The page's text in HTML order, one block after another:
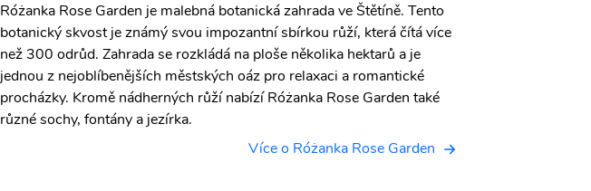
Różanka Rose Garden je malebná botanická zahrada ve Štětíně. Tento
botanický skvost je známý svou impozantní sbírkou růží, která čítá více
než 300 odrůd. Zahrada se rozkládá na ploše několika hektarů a je
jednou z nejoblíbenějších městských oáz pro relaxaci a romantické
procházky. Kromě nádherných růží nabízí Różanka Rose Garden také
různé sochy, fontány a jezírka.
Více o Różanka Rose Garden